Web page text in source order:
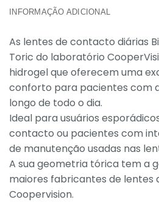
INFORMAÇÃO ADICIONAL
As lentes de contacto diárias
Toric do laboratório
hidrogel que oferecem uma
conforto para pacientes com
longo de todo o dia.
Ideal para usuários
contacto ou pacientes com
de manutenção usadas nas
A sua geometria tórica tem a
maiores fabricantes de lentes
Coopervision.